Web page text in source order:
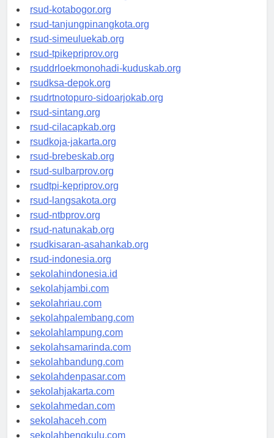
rsud-kotamakassar.org
rsud-kotabogor.org
rsud-tanjungpinangkota.org
rsud-simeuluekab.org
rsud-tpikepriprov.org
rsuddrloekmonohadi-kuduskab.org
rsudksa-depok.org
rsudrtnotopuro-sidoarjokab.org
rsud-sintang.org
rsud-cilacapkab.org
rsudkoja-jakarta.org
rsud-brebeskab.org
rsud-sulbarprov.org
rsudtpi-kepriprov.org
rsud-langsakota.org
rsud-ntbprov.org
rsud-natunakab.org
rsudkisaran-asahankab.org
rsud-indonesia.org
sekolahindonesia.id
sekolahjambi.com
sekolahriau.com
sekolahpalembang.com
sekolahlampung.com
sekolahsamarinda.com
sekolahbandung.com
sekolahdenpasar.com
sekolahjakarta.com
sekolahmedan.com
sekolahaceh.com